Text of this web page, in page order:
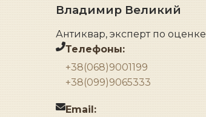
Владимир Великий
Антиквар, эксперт по оценке
Телефоны:
+38(068)9001199
+38(099)9065333
Email: